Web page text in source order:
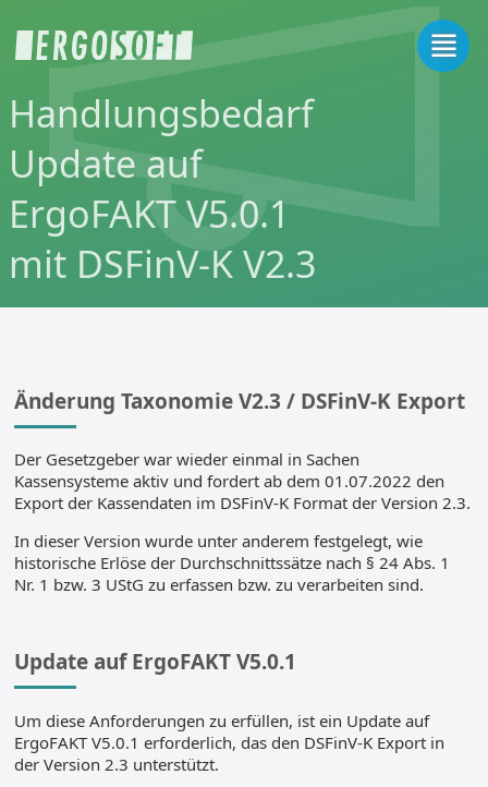
Handlungsbedarf
Update auf
ErgoFAKT V5.0.1
mit DSFinV-K V2.3
Änderung Taxonomie V2.3 / DSFinV-K Export
Der Gesetzgeber war wieder einmal in Sachen
Kassensysteme aktiv und fordert ab dem 01.07.2022 den
Export der Kassendaten im DSFinV-K Format der Version 2.3.
In dieser Version wurde unter anderem festgelegt, wie
historische Erlöse der Durchschnittssätze nach § 24 Abs. 1
Nr. 1 bzw. 3 UStG zu erfassen bzw. zu verarbeiten sind.
Update auf ErgoFAKT V5.0.1
Um diese Anforderungen zu erfüllen, ist ein Update auf
ErgoFAKT V5.0.1 erforderlich, das den DSFinV-K Export in
der Version 2.3 unterstützt.